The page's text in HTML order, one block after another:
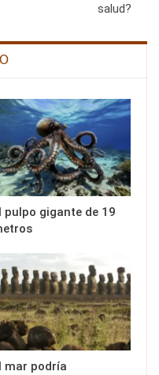
salud?
pulpo gigante de 19
mar podría